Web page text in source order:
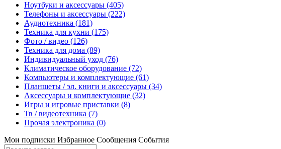
Ноутбуки и аксессуары (405)
Телефоны и аксессуары (222)
Аудиотехника (181)
Техника для кухни (175)
Фото / видео (126)
Техника для дома (89)
Индивидуальный уход (76)
Климатическое оборудование (72)
Компьютеры и комплектующие (61)
Планшеты / эл. книги и аксессуары (34)
Аксессуары и комплектующие (32)
Игры и игровые приставки (8)
Тв / видеотехника (7)
Прочая электроника (0)
Мои подписки Избранное Сообщения События